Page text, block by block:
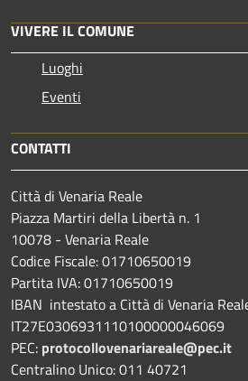
VIVERE IL COMUNE
Luoghi
Eventi
CONTATTI
Città di Venaria Reale
Piazza Martiri della Libertà n. 1
10078 - Venaria Reale
Codice Fiscale: 01710650019
Partita IVA: 01710650019
IBAN intestato a Città di Venaria
IT27E0306931110100000046069
PEC: protocollovenariareale@pec.it
Centralino Unico: 011 40721